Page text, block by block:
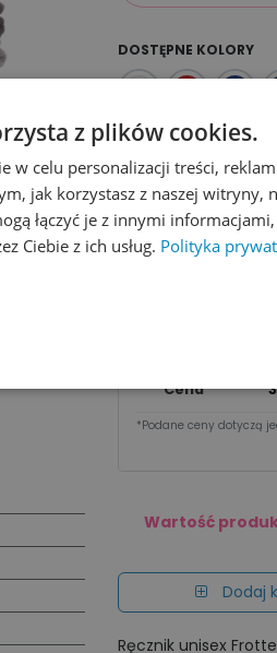
DOSTĘPNE KOLORY
Wycena na
Zobacz wszystkie
Cena za sztu​kę
Cena
*Podane ceny dotyczą
Wartość
Dodaj
Ręcznik unisex
z plików cookies.
w celu personalizacji treści,
jak korzystasz z naszej witryny,
łączyć je z innymi
Ciebie z ich usług. Polityka